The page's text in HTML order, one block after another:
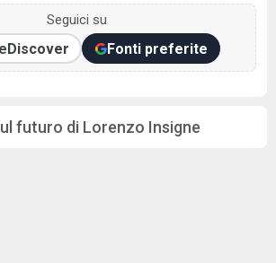
Seguici su
Discover Fonti preferite
futuro di Lorenzo Insigne